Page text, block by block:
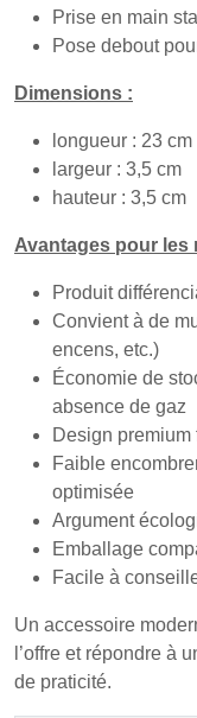
Prise en main
Pose debout
Dimensions :
longueur : 23 cm
largeur : 3,5 cm
hauteur : 3,5 cm
Avantages pour les
Produit
Convient à de
encens, etc.)
Économie de
absence de gaz
Design premium
Faible
optimisée
Argument
Emballage
Facile à
Un accessoire
l’offre et répondre à
de praticité.